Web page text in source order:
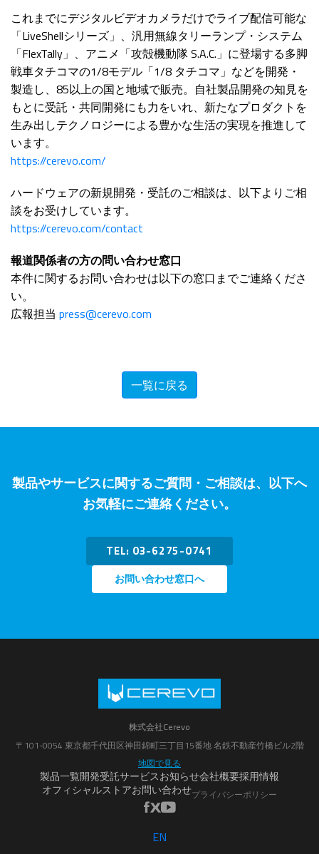
これまでにデジタルビデオカメラだけでライブ配信可能な
「LiveShellシリーズ」、汎用無線タリーランプ・システム
「FlexTally」、アニメ「攻殻機動隊 S.A.C.」に登場する多脚
戦車タチコマの1/8モデル「1/8 タチコマ」などを開発・
製造し、85以上の国と地域で販売。自社製品開発の知見を
もとに受託・共同開発にも力をいれ、新たなプロダクトを
生み出しテクノロジーによる豊かな生活の実現を推進して
います。
https://cerevo.com/
ハードウェアの新規開発・受託のご相談は、以下よりご相
談をお受けしています。
https://cerevo.com/contact
報道関係者の方の問い合わせ窓口
本件に関するお問い合わせは以下の窓口までご連絡くださ
い。
広報担当 press@cerevo.com
一覧に戻る
製品やサービスに関するご質問・ご相談は、以下へ
お気軽にご連絡ください。
TEL: 03-6275-0741
お問い合わせ窓口へ
株式会社Cerevo
〒101-0054 東京都千代田区神田錦町三丁目15番地 名鉄不動産竹橋ビル2階
地図で見る
製品一覧開発受託サービスお知らせ会社概要採用情報
オフィシャルストアお問い合わせプライバシーポリシー
EN